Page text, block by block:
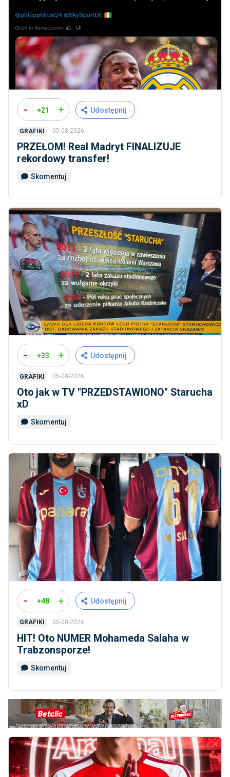
- +21 + Udostępnij
GRAFIKI 05-08-2026
PRZEŁOM! Real Madryt FINALIZUJE
rekordowy transfer!
Skomentuj
- +33 + Udostępnij
GRAFIKI 05-08-2026
Oto jak w TV ''PRZEDSTAWIONO'' Starucha
xD
Skomentuj
- +48 + Udostępnij
GRAFIKI 05-08-2026
HIT! Oto NUMER Mohameda Salaha w
Trabzonsporze!
Skomentuj